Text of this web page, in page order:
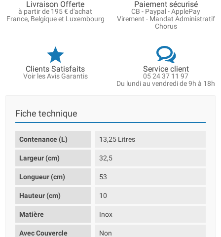
Livraison Offerte
à partir de 195 € d'achat
France, Belgique et Luxembourg
Paiement sécurisé
CB - Paypal - ApplePay
Virement - Mandat Administratif
Chorus
Clients Satisfaits
Voir les Avis Garantis
Service client
05 24 37 11 97
Du lundi au vendredi de 9h à 18h
Fiche technique
Contenance (L) 13,25 Litres
Largeur (cm) 32,5
Longueur (cm) 53
Hauteur (cm) 10
Matière Inox
Avec Couvercle Non